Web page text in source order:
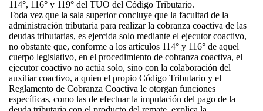
114°, 116° y 119° del TUO del Código Tributario.
Toda vez que la sala superior concluye que la facultad de la
administración tributaria para realizar la cobranza coactiva de las
deudas tributarias, es ejercida solo mediante el ejecutor coactivo,
no obstante que, conforme a los artículos 114° y 116° de aquel
cuerpo legislativo, en el procedimiento de cobranza coactiva, el
ejecutor coactivo no actúa solo, sino con la colaboración del
auxiliar coactivo, a quien el propio Código Tributario y el
Reglamento de Cobranza Coactiva le otorgan funciones
específicas, como las de efectuar la imputación del pago de la